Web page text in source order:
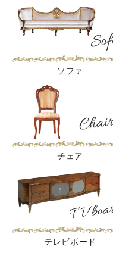
ソファ
チェア
テレビボード